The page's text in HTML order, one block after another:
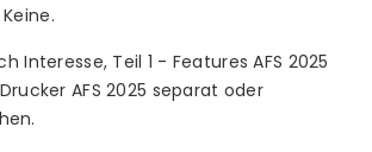
Keine.
Interesse, Teil 1 - Features AFS 2025
AFS 2025 separat oder